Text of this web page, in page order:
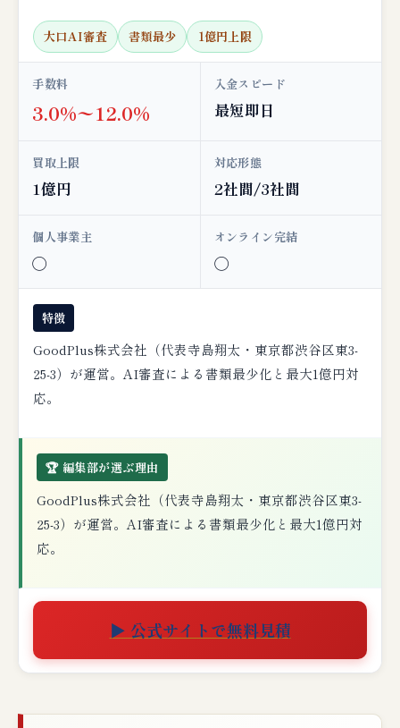
大口AI審査 書類最少 1億円上限
手数料
3.0%〜12.0%
入金スピード
最短即日
買取上限
1億円
対応形態
2社間/3社間
個人事業主
◯
オンライン完結
◯
特徴
GoodPlus株式会社（代表寺島翔太・東京都渋谷区東3-
25-3）が運営。AI審査による書類最少化と最大1億円対
応。
🏆 編集部が選ぶ理由
GoodPlus株式会社（代表寺島翔太・東京都渋谷区東3-
25-3）が運営。AI審査による書類最少化と最大1億円対
応。
▶ 公式サイトで無料見積